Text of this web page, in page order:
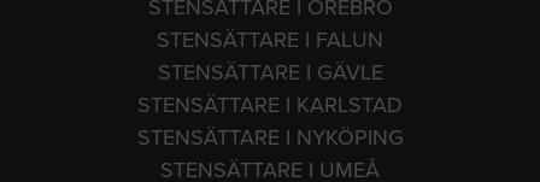
STENSÄTTARE I ÖREBRO
STENSÄTTARE I FALUN
STENSÄTTARE I GÄVLE
STENSÄTTARE I KARLSTAD
STENSÄTTARE I NYKÖPING
STENSÄTTARE I UMEÅ